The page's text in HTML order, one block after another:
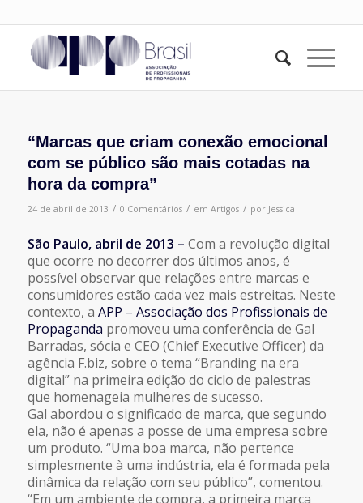
“Marcas que criam conexão emocional
com se público são mais cotadas na
hora da compra”
24 de abril de 2013 / 0 Comentários / em Artigos / por Jessica
São Paulo, abril de 2013 – Com a revolução digital
que ocorre no decorrer dos últimos anos, é
possível observar que relações entre marcas e
consumidores estão cada vez mais estreitas. Neste
contexto, a APP – Associação dos Profissionais de
Propaganda promoveu uma conferência de Gal
Barradas, sócia e CEO (Chief Executive Officer) da
agência F.biz, sobre o tema “Branding na era
digital” na primeira edição do ciclo de palestras
que homenageia mulheres de sucesso.
Gal abordou o significado de marca, que segundo
ela, não é apenas a posse de uma empresa sobre
um produto. “Uma boa marca, não pertence
simplesmente à uma indústria, ela é formada pela
dinâmica da relação com seu público”, comentou.
“Em um ambiente de compra, a primeira marca